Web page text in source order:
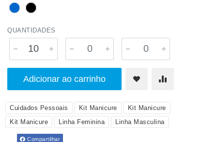
QUANTIDADES
Adicionar ao carrinho
Cuidados Pessoais Kit Manicure
Kit Manicure
Kit Manicure
Linha Feminina Linha Masculina
Compartilhar